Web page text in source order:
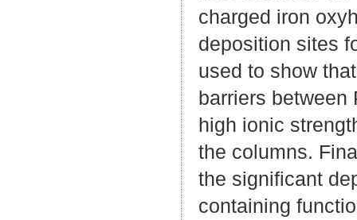
charged iron
deposition sites
used to show
barriers between
high ionic
the columns.
the significant
containing